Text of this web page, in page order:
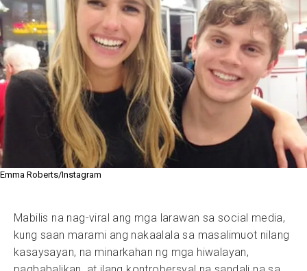
Emma Roberts/Instagram
Mabilis na nag-viral ang mga larawan sa social media,
kung saan marami ang nakaalala sa masalimuot nilang
kasaysayan, na minarkahan ng mga hiwalayan,